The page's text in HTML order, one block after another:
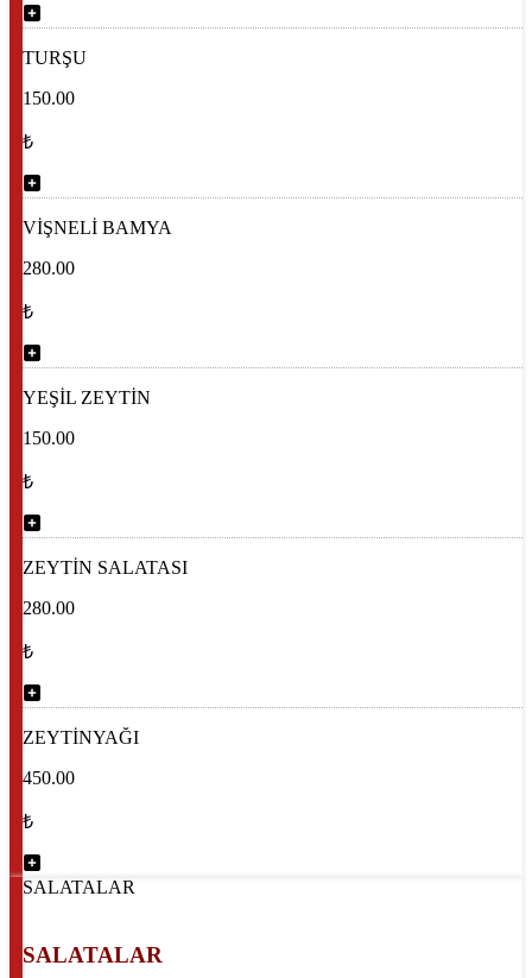
TURŞU
150.00
₺
VİŞNELİ BAMYA
280.00
₺
YEŞİL ZEYTİN
150.00
₺
ZEYTİN SALATASI
280.00
₺
ZEYTİNYAĞI
450.00
₺
SALATALAR
SALATALAR